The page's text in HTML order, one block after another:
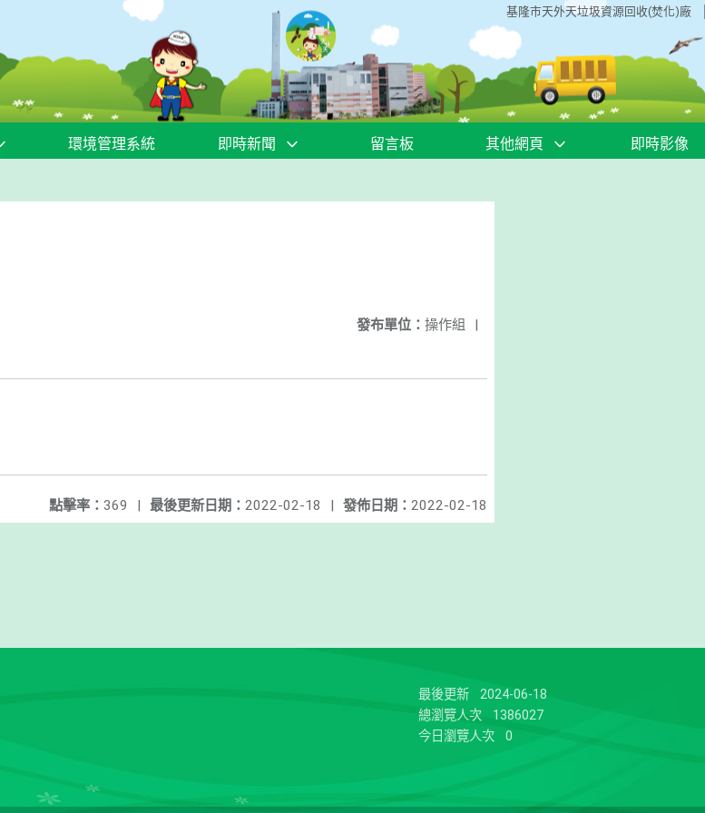
基隆市天外天垃圾資源回收(焚化)廠
環境管理系統 即時新聞 留言板 其他網頁 即時影像
發布單位： 操作組 |
發佈日期： 2022-02-18
最後更新日期： 2022-02-18 |
點擊率： 369 |
最後更新
2024-06-18
總瀏覽人次
1386027
今日瀏覽人次
0